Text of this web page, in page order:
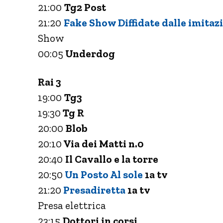
21:00 Tg2 Post
21:20 Fake Show Diffidate dalle
Show
00:05 Underdog
Rai 3
19:00 Tg3
19:30 Tg R
20:00 Blob
20:10 Via dei Matti n.0
20:40 Il Cavallo e la torre
20:50 Un Posto Al sole 1a tv
21:20 Presadiretta 1a tv
Presa elettrica